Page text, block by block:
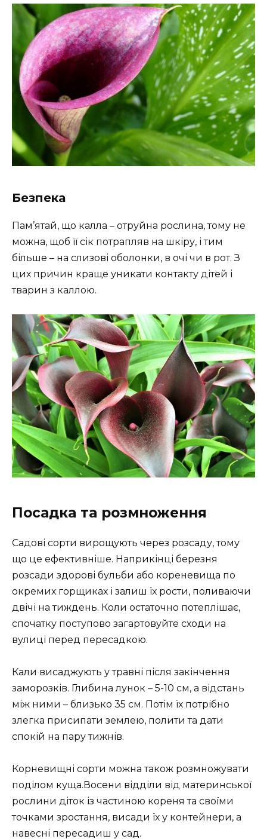
Безпека
Пам’ятай, що калла – отруйна рослина, тому не
можна, щоб її сік потрапляв на шкіру, і тим
більше – на слизові оболонки, в очі чи в рот. З
цих причин краще уникати контакту дітей і
тварин з каллою.
Посадка та розмноження
Садові сорти вирощують через розсаду, тому
що це ефективніше. Наприкінці березня
розсади здорові бульби або кореневища по
окремих горщиках і залиш їх рости, поливаючи
двічі на тиждень. Коли остаточно потеплішає,
спочатку поступово загартовуйте сходи на
вулиці перед пересадкою.
Кали висаджують у травні після закінчення
заморозків. Глибина лунок – 5-10 см, а відстань
між ними – близько 35 см. Потім їх потрібно
злегка присипати землею, полити та дати
спокій на пару тижнів.
Корневищні сорти можна також розмножувати
поділом куща.Восени відділи від материнської
рослини діток із частиною кореня та своїми
точками зростання, висади їх у контейнери, а
навесні пересадиш у сад.